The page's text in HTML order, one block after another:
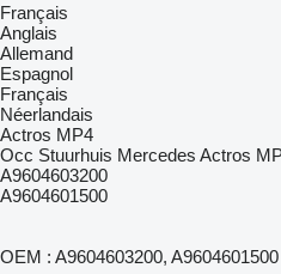
Français
Anglais
Allemand
Espagnol
Français
Néerlandais
Actros MP4
Occ Stuurhuis Mercedes Actros
A9604603200
A9604601500
OEM : A9604603200, A9604601500